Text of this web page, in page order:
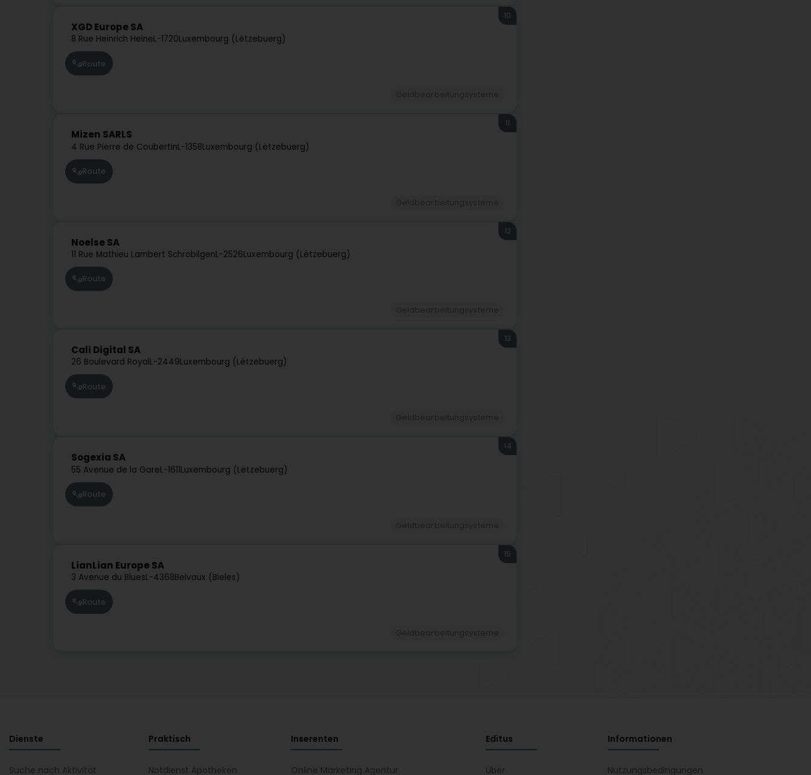
XGD Europe SA
8 Rue Heinrich HeineL-1720Luxembourg (Lëtzebuerg)
10
Route
Mizen SARLS
4 Rue Pierre de CoubertinL-1358Luxembourg (Lëtzebuerg)
11
Route
Noelse SA
11 Rue Mathieu Lambert SchrobilgenL-2526Luxembourg (Lëtzebuerg)
12
Route
Cali Digital SA
26 Boulevard RoyalL-2449Luxembourg (Lëtzebuerg)
13
Route
Sogexia SA
55 Avenue de la GareL-1611Luxembourg (Lëtzebuerg)
14
Route
LianLian Europe SA
3 Avenue du BluesL-4368Belvaux (Bieles)
15
Route
Dienste
Suche nach Aktivität
Praktisch
Notdienst Apotheken
Inserenten
Online Marketing Agentur
Editus
Über
Informationen
Nutzungsbedingungen